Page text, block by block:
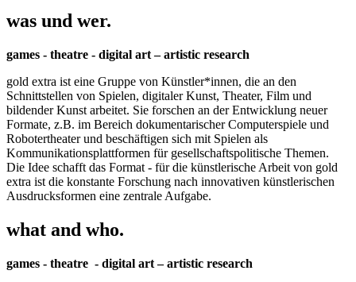
was und wer.
games - theatre - digital art – artistic research
gold extra ist eine Gruppe von Künstler*innen, die an den
Schnittstellen von Spielen, digitaler Kunst, Theater, Film und
bildender Kunst arbeitet. Sie forschen an der Entwicklung neuer
Formate, z.B. im Bereich dokumentarischer Computerspiele und
Robotertheater und beschäftigen sich mit Spielen als
Kommunikationsplattformen für gesellschaftspolitische Themen.
Die Idee schafft das Format - für die künstlerische Arbeit von gold
extra ist die konstante Forschung nach innovativen künstlerischen
Ausdrucksformen eine zentrale Aufgabe.
what and who.
games - theatre - digital art – artistic research